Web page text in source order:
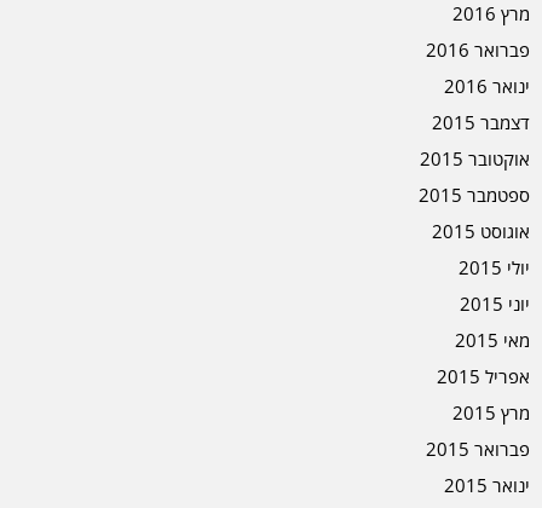
מרץ 2016
פברואר 2016
ינואר 2016
דצמבר 2015
אוקטובר 2015
ספטמבר 2015
אוגוסט 2015
יולי 2015
יוני 2015
מאי 2015
אפריל 2015
מרץ 2015
פברואר 2015
ינואר 2015